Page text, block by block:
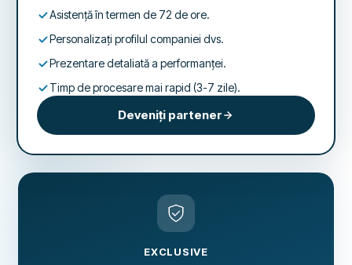
Asistență în termen de 72 de ore.
Personalizați profilul companiei dvs.
Prezentare detaliată a performanței.
Timp de procesare mai rapid (3-7 zile).
Deveniți partener
EXCLUSIVE